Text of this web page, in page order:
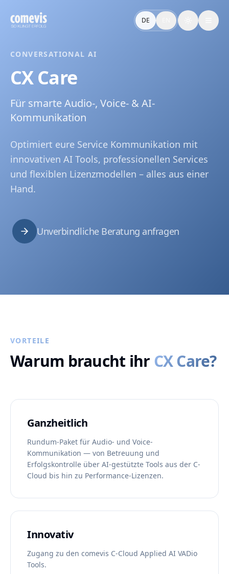
CX Care von comevis bündelt Applied AI Tools,
CX Care: AI Tools, Services & Licensing for CX Teams
DE Toggle
CONVERSATIONAL AI
CX Care
Für smarte Audio-, Voice- & AI-
Kommunikation
Optimiert eure Service Kommunikation mit
innovativen AI Tools, professionellen Services
und flexiblen Lizenzmodellen – alles aus einer
Hand.
Unverbindliche Beratung anfragen
VORTEILE
Warum braucht ihr CX Care?
Ganzheitlich
Rundum-Paket für Audio- und Voice-
Kommunikation — von Betreuung und
Erfolgskontrolle über AI-gestützte Tools aus der C-
Cloud bis hin zu Performance-Lizenzen.
Innovativ
Zugang zu den comevis C-Cloud Applied AI VADio
Tools.